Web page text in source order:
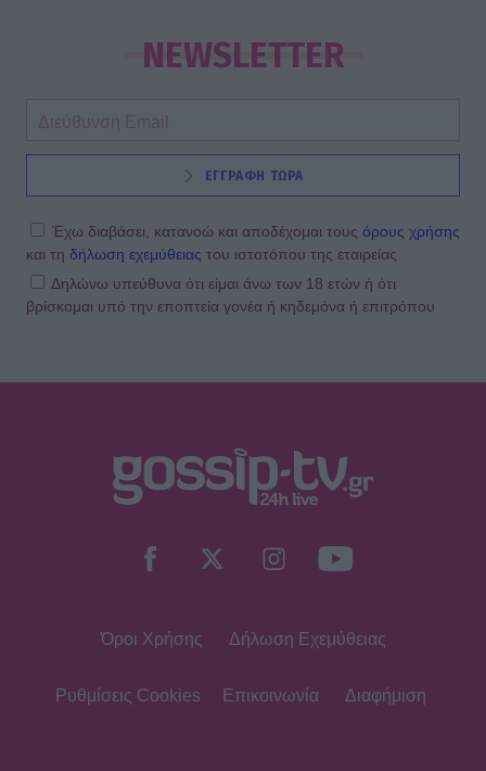
– Το πολύχρωμο look που ξεχώρισε
σε καλοκαιρινό πάρτι
SHOWBIZ
Η Βάλια Χατζηθεοδώρου μαγνητίζει
πόζες στο νησί των ανέμων
SHOWBIZ
Άννα Βίσση: Άκουσε Τσιτσάνη από
Αντώνη Σρόιτερ 15 καλοκαίρια»
NEWSLETTER
ΕΓΓΡΑΦΗ ΤΩΡΑ
Έχω διαβάσει, κατανοώ και αποδέχομαι τους όρους χρήσης
και τη δήλωση εχεμύθειας του ιστοτόπου της εταιρείας
Δηλώνω υπεύθυνα ότι είμαι άνω των 18 ετών ή ότι
βρίσκομαι υπό την εποπτεία γονέα ή κηδεμόνα ή επιτρόπου
Όροι Χρήσης Δήλωση Εχεμύθειας
Ρυθμίσεις Cookies Επικοινωνία Διαφήμιση